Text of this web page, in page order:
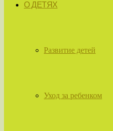
О ДЕТЯХ
Развитие детей
Уход за ребенком